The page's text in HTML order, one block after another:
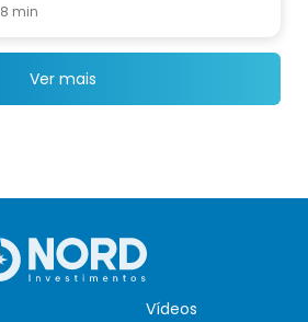
8 min
Ver mais
Vídeos